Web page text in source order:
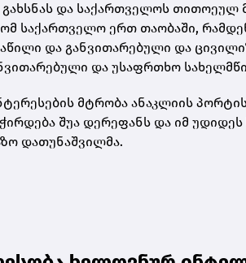
გახსნას და საქართველოს თითოეულ
საქართველო ერთ თაობაში,
და განვითარებული და
და უსაფრთხო
მტრობა ანაკლიის
შუა დერეფანს და იმ
დათუნაშვილმა.